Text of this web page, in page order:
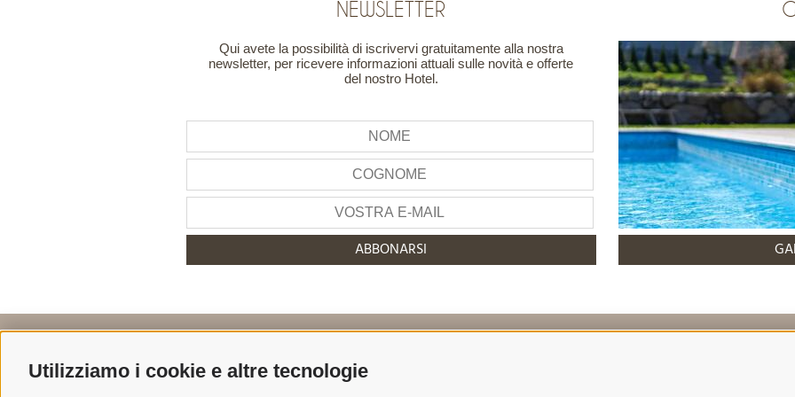
Utilizziamo i cookie e altre tecnologie
NEWSLETTER
Qui avete la possibilità di iscrivervi gratuitamente alla nostra
newsletter, per ricevere informazioni attuali sulle novità e offerte
del nostro Hotel.
ABBONARSI
+39 0474 548009